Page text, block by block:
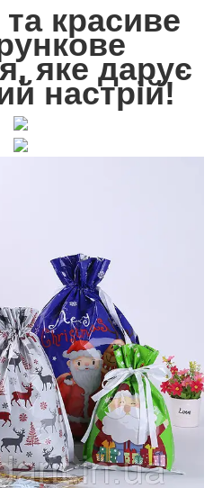
красиве
яке дарує
настрій!